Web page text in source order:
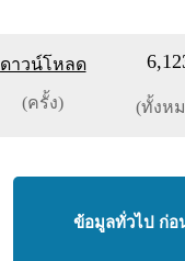
ดาวน์โหลด
(ครั้ง) (ทั้งห
ข้อมูลทั่วไป ก่อ